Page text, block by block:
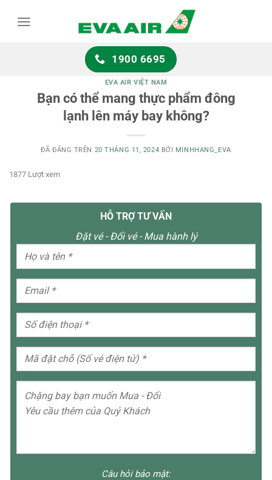
1900 6695
EVA AIR VIỆT NAM
Bạn có thể mang thực phẩm đông
lạnh lên máy bay không?
ĐÃ ĐĂNG TRÊN 20 THÁNG 11, 2024 BỞI MINHHANG_EVA
1877 Lượt xem
HỖ TRỢ TƯ VẤN
Đặt vé - Đổi vé - Mua hành lý
Câu hỏi bảo mật: